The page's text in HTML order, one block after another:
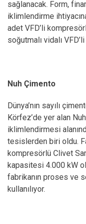
sağlanacak. Form,
iklimlendirme
adet VFD’li
soğutmalı vidalı
Nuh Çimento
Dünya’nın sayılı
Körfez’de yer alan
iklimlendirmesi
tesislerden biri oldu.
kompresörlü Clivet
kapasitesi 4.000 kW
fabrikanın proses ve
kullanılıyor.